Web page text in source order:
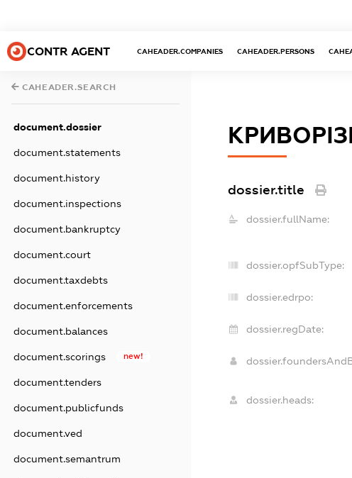
CONTR AGENT CAHEADER.COMPANIES CAHEADER.PERSONS
CAHEADER.SEARCH
document.dossier
document.statements
document.history
document.inspections
document.bankruptcy
document.court
document.taxdebts
document.enforcements
document.balances
document.scorings new!
document.tenders
document.publicfunds
document.ved
document.semantrum
dossier.title
dossier.fullName:
dossier.opfSubType:
dossier.edrpo:
dossier.regDate:
dossier.heads: